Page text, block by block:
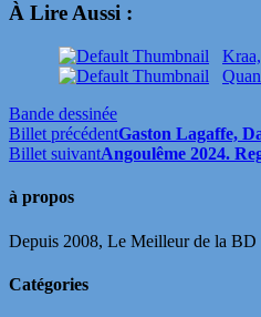
À Lire Aussi :
Bande dessinée
Billet précédentGaston Lagaffe,
Billet suivantAngoulême 2024.
à propos
Depuis 2008, Le Meilleur de la BD
Catégories